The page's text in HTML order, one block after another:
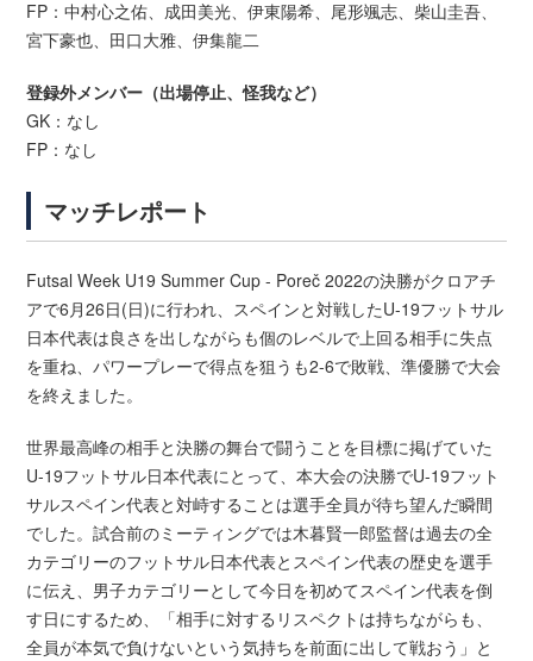
FP：中村心之佑、成田美光、伊東陽希、尾形颯志、柴山圭吾、
宮下豪也、田口大雅、伊集龍二
登録外メンバー（出場停止、怪我など）
GK：なし
FP：なし
マッチレポート
Futsal Week U19 Summer Cup - Poreč 2022の決勝がクロアチ
アで6月26日(日)に行われ、スペインと対戦したU-19フットサル
日本代表は良さを出しながらも個のレベルで上回る相手に失点
を重ね、パワープレーで得点を狙うも2-6で敗戦、準優勝で大会
を終えました。
世界最高峰の相手と決勝の舞台で闘うことを目標に掲げていた
U-19フットサル日本代表にとって、本大会の決勝でU-19フット
サルスペイン代表と対峙することは選手全員が待ち望んだ瞬間
でした。試合前のミーティングでは木暮賢一郎監督は過去の全
カテゴリーのフットサル日本代表とスペイン代表の歴史を選手
に伝え、男子カテゴリーとして今日を初めてスペイン代表を倒
す日にするため、「相手に対するリスペクトは持ちながらも、
全員が本気で負けないという気持ちを前面に出して戦おう」と